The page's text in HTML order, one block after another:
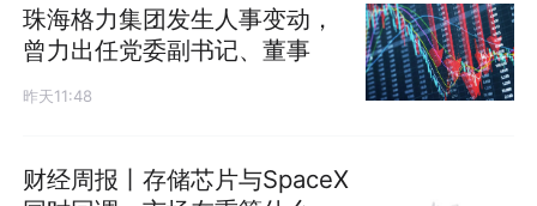
珠海格力集团发生人事变动，
曾力出任党委副书记、董事
昨天11:48
财经周报丨存储芯片与SpaceX